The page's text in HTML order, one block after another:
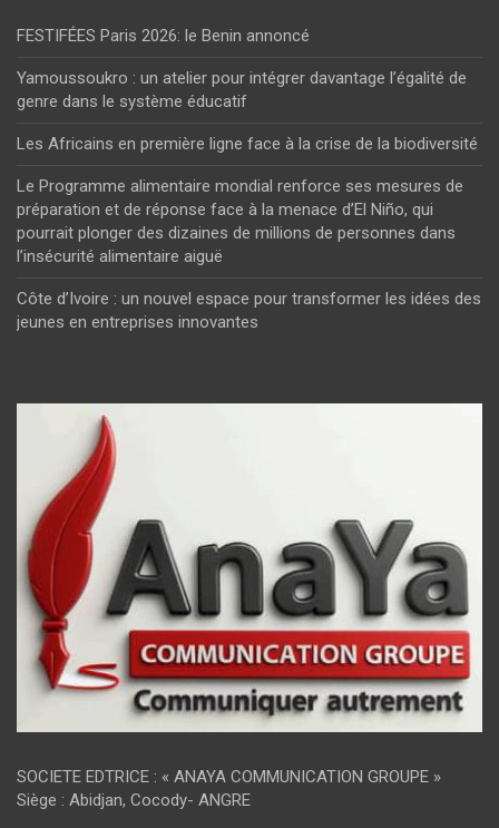
FESTIFÉES Paris 2026: le Benin annoncé
Yamoussoukro : un atelier pour intégrer davantage l’égalité de
genre dans le système éducatif
Les Africains en première ligne face à la crise de la biodiversité
Le Programme alimentaire mondial renforce ses mesures de
préparation et de réponse face à la menace d’El Niño, qui
pourrait plonger des dizaines de millions de personnes dans
l’insécurité alimentaire aiguë
Côte d’Ivoire : un nouvel espace pour transformer les idées des
jeunes en entreprises innovantes
SOCIETE EDTRICE : « ANAYA COMMUNICATION GROUPE »
Siège : Abidjan, Cocody- ANGRE